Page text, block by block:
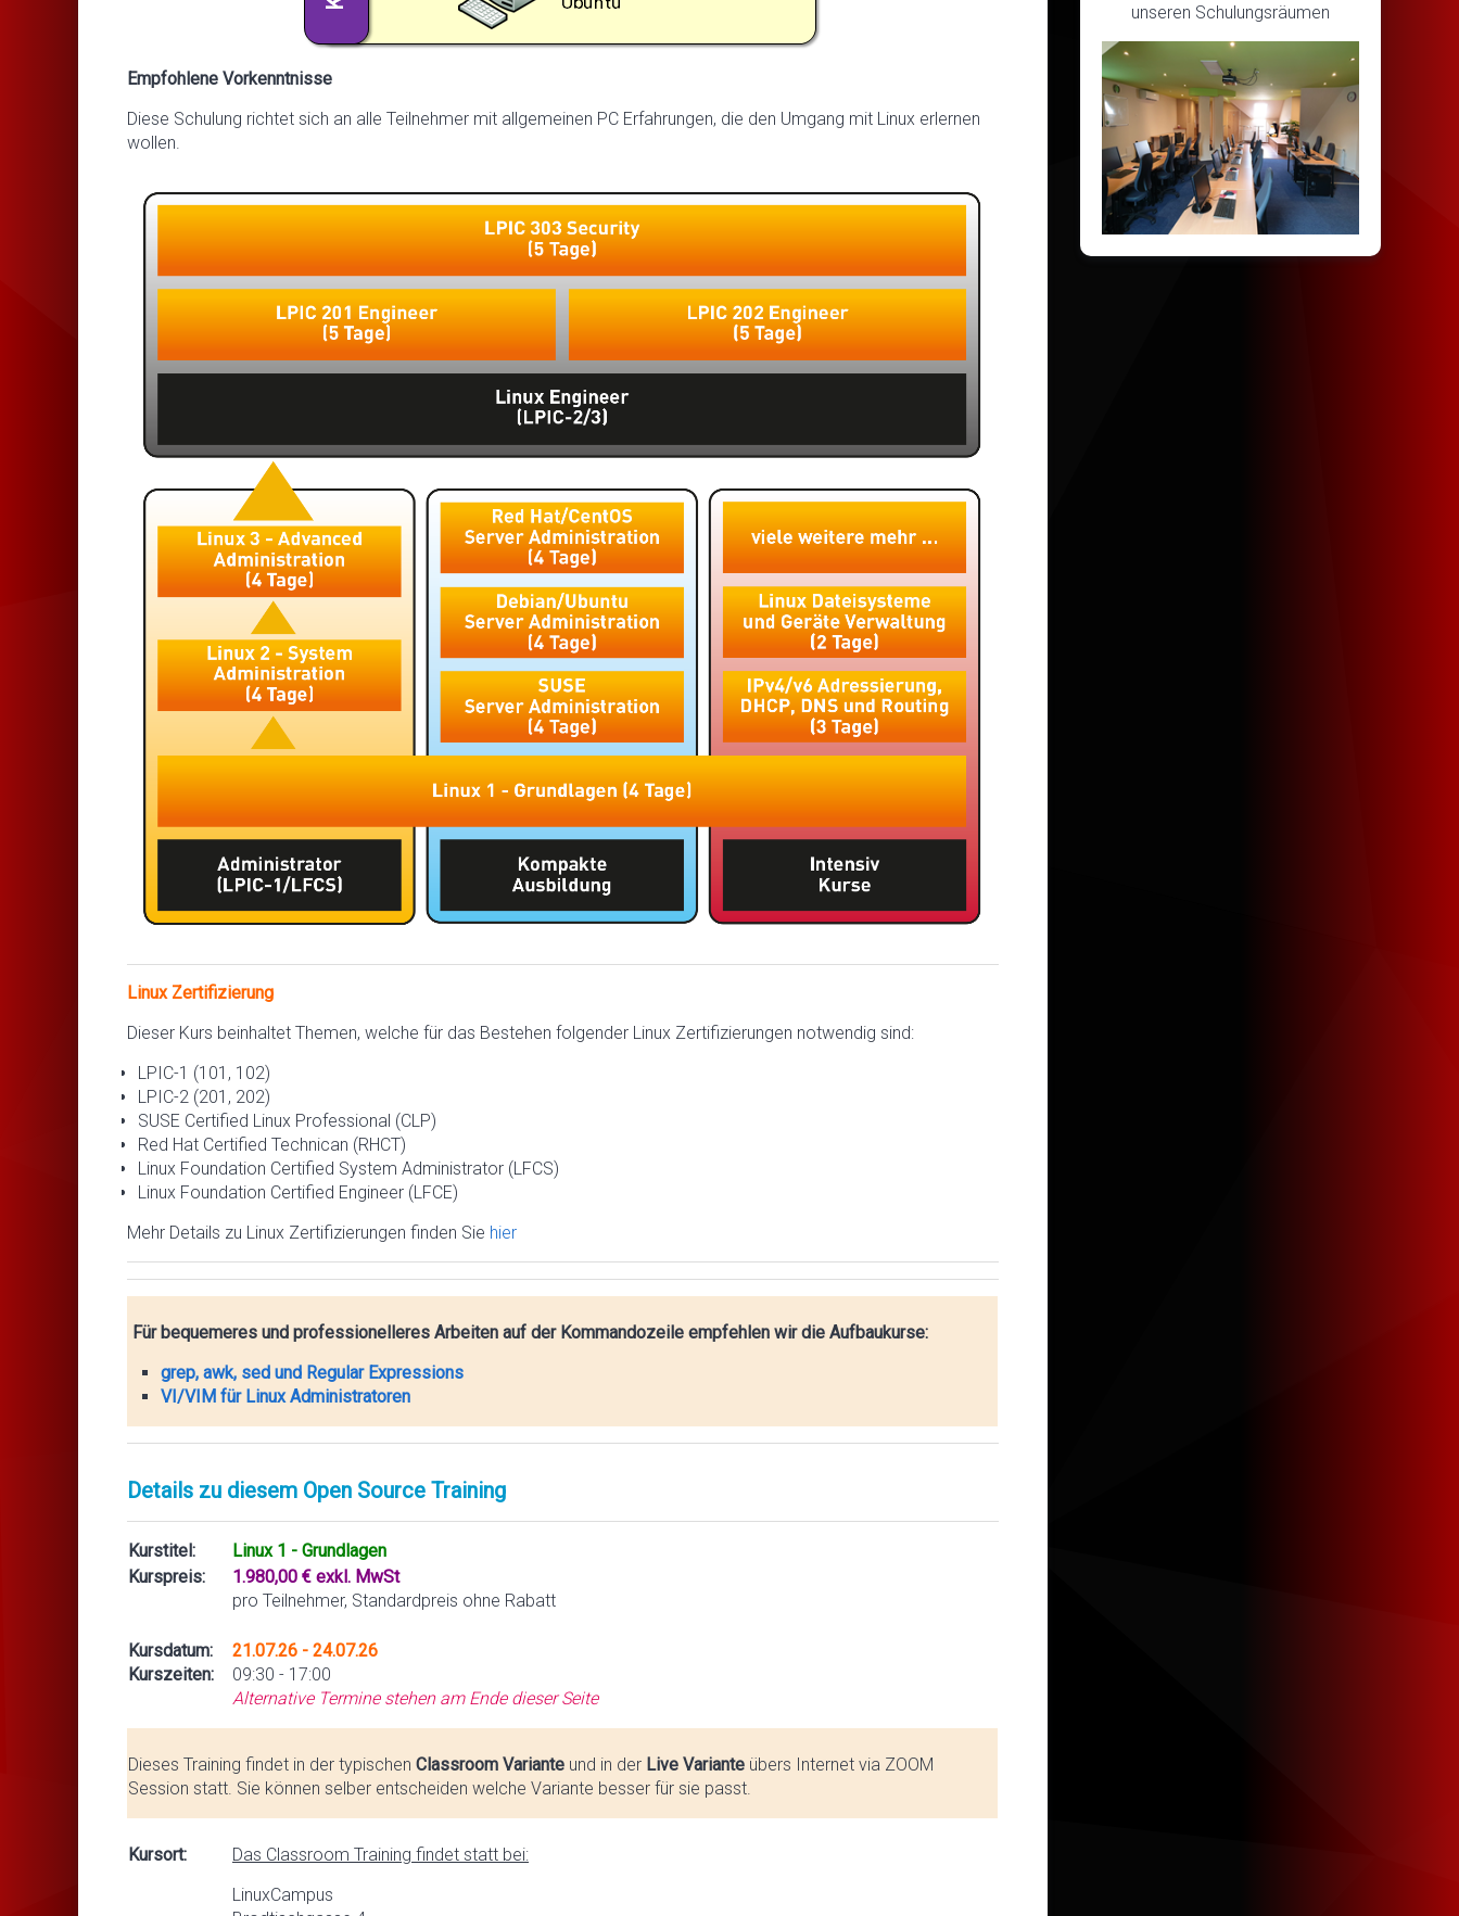
Empfohlene Vorkenntnisse
Diese Schulung richtet sich an alle Teilnehmer mit allgemeinen PC Erfahrungen, die den Umgang mit Linux erlernen
wollen.
Linux Zertifizierung
Dieser Kurs beinhaltet Themen, welche für das Bestehen folgender Linux Zertifizierungen notwendig sind:
LPIC-1 (101, 102)
LPIC-2 (201, 202)
SUSE Certified Linux Professional (CLP)
Red Hat Certified Technican (RHCT)
Linux Foundation Certified System Administrator (LFCS)
Linux Foundation Certified Engineer (LFCE)
Mehr Details zu Linux Zertifizierungen finden Sie hier
Für bequemeres und professionelleres Arbeiten auf der Kommandozeile empfehlen wir die Aufbaukurse:
grep, awk, sed und Regular Expressions
VI/VIM für Linux Administratoren
Details zu diesem Open Source Training
Kurstitel:
Linux 1 - Grundlagen
Kurspreis:
1.980,00 € exkl. MwSt
pro Teilnehmer, Standardpreis ohne Rabatt
Kursdatum:
Kurszeiten:
21.07.26 - 24.07.26
09:30 - 17:00
Alternative Termine stehen am Ende dieser Seite
Dieses Training findet in der typischen Classroom Variante und in der Live Variante übers Internet via ZOOM
Session statt. Sie können selber entscheiden welche Variante besser für sie passt.
Kursort:
Das Classroom Training findet statt bei:
LinuxCampus
unseren Schulungsräumen